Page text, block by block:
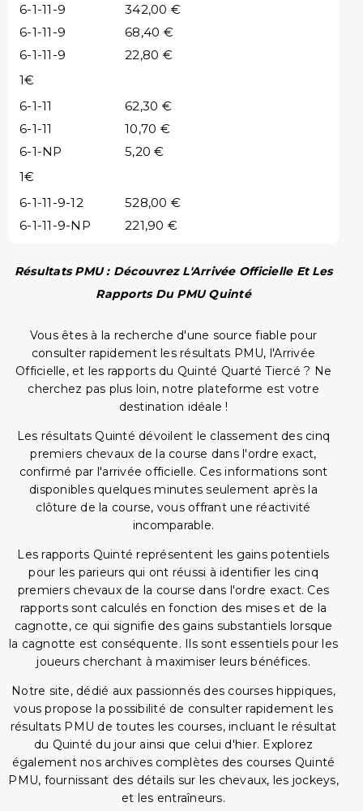
6-1-11-9
342,00 €
6-1-11-9
68,40 €
6-1-11-9
22,80 €
1€
6-1-11
62,30 €
6-1-11
10,70 €
6-1-NP
5,20 €
1€
6-1-11-9-12
528,00 €
6-1-11-9-NP
221,90 €
Résultats PMU : Découvrez L'Arrivée Officielle Et Les
Rapports Du PMU Quinté
Vous êtes à la recherche d'une source fiable pour
consulter rapidement les résultats PMU, l'Arrivée
Officielle, et les rapports du Quinté Quarté Tiercé ? Ne
cherchez pas plus loin, notre plateforme est votre
destination idéale !
Les résultats Quinté dévoilent le classement des cinq
premiers chevaux de la course dans l'ordre exact,
confirmé par l'arrivée officielle. Ces informations sont
disponibles quelques minutes seulement après la
clôture de la course, vous offrant une réactivité
incomparable.
Les rapports Quinté représentent les gains potentiels
pour les parieurs qui ont réussi à identifier les cinq
premiers chevaux de la course dans l'ordre exact. Ces
rapports sont calculés en fonction des mises et de la
cagnotte, ce qui signifie des gains substantiels lorsque
la cagnotte est conséquente. Ils sont essentiels pour les
joueurs cherchant à maximiser leurs bénéfices.
Notre site, dédié aux passionnés des courses hippiques,
vous propose la possibilité de consulter rapidement les
résultats PMU de toutes les courses, incluant le résultat
du Quinté du jour ainsi que celui d'hier. Explorez
également nos archives complètes des courses Quinté
PMU, fournissant des détails sur les chevaux, les jockeys,
et les entraîneurs.